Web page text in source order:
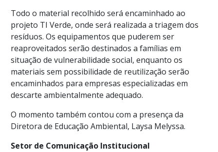
Todo o material recolhido será encaminhado ao
projeto TI Verde, onde será realizada a triagem dos
resíduos. Os equipamentos que puderem ser
reaproveitados serão destinados a famílias em
situação de vulnerabilidade social, enquanto os
materiais sem possibilidade de reutilização serão
encaminhados para empresas especializadas em
descarte ambientalmente adequado.
O momento também contou com a presença da
Diretora de Educação Ambiental, Laysa Melyssa.
Setor de Comunicação Institucional